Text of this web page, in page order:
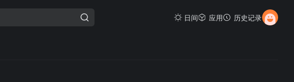
日间 应用 历史记录